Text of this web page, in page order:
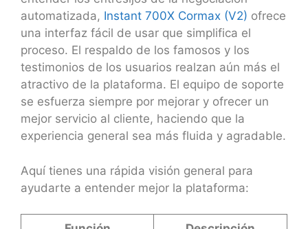
automatizada, Instant 700X Cormax (V2) ofrece
una interfaz fácil de usar que simplifica el
proceso. El respaldo de los famosos y los
testimonios de los usuarios realzan aún más el
atractivo de la plataforma. El equipo de soporte
se esfuerza siempre por mejorar y ofrecer un
mejor servicio al cliente, haciendo que la
experiencia general sea más fluida y agradable.
Aquí tienes una rápida visión general para
ayudarte a entender mejor la plataforma: